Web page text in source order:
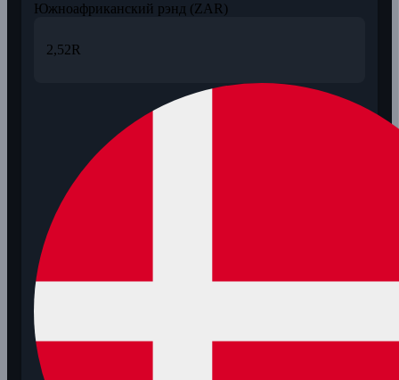
Южноафриканский рэнд (ZAR)
2,52R